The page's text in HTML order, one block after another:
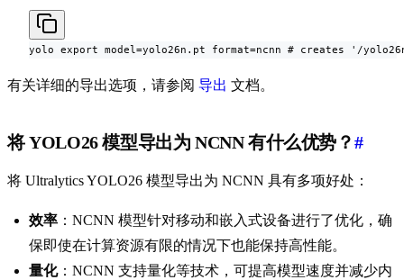
yolo export model=yolo26n.pt format=ncnn # creates '/
有关详细的导出选项，请参阅 导出 文档。
将 YOLO26 模型导出为 NCNN 有什么优势？#
将 Ultralytics YOLO26 模型导出为 NCNN 具有多项好处：
效率 ：NCNN 模型针对移动和嵌入式设备进行了优化，确
保即使在计算资源有限的情况下也能保持高性能。
量化：NCNN 支持量化等技术，可提高模型速度并减少内